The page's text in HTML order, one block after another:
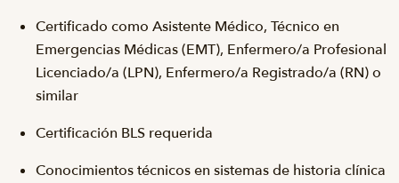
Certificado como Asistente Médico, Técnico en
Emergencias Médicas (EMT), Enfermero/a Profesional
Licenciado/a (LPN), Enfermero/a Registrado/a (RN) o
similar
Certificación BLS requerida
Conocimientos técnicos en sistemas de historia clínica